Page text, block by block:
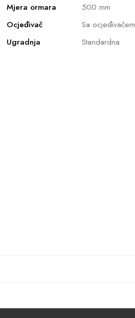
Mjera ormara
500 mm
Ocjeđivač
Sa ocjeđivačem
Ugradnja
Standardna